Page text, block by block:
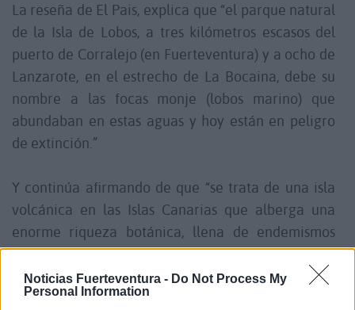
Noticias Fuerteventura - Do Not Process My
Personal Information
La reseña de El Pais, explica que “el parque natural
de la Isla de Lobos, a tres kilómetros escasos del
puerto de Corralejo (en Fuerteventura) y a ocho de
Lanzarote, en el estrecho de La Bocaina, debe su
nombre a las focas monje (lobos marino) que
abundaban en estas aguas y hoy están en peligro
de extinción.”
Y continúa afirmando de que “se trata de una isla
volcánica en las Islas Canarias que alberga una
enorme riqueza botánica, llena de endemismos
(como la siempreviva endémica), es Zona de
Especial Protección de Aves y cuenta con un
yacimiento arqueológico romano. Se accede a ella